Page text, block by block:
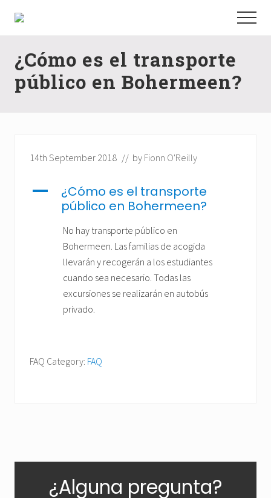
content
sidebar
rodeado
do
lugareños
en
Menu
¿Cómo es el transporte
público en Bohermeen?
14th September 2018 // by Fionn O'Reilly
A
¿Cómo es el transporte
público en Bohermeen?
No hay transporte público en
Bohermeen. Las familias de acogida
llevarán y recogerán a los estudiantes
cuando sea necesario. Todas las
excursiones se realizarán en autobús
privado.
FAQ Category: FAQ
Primary
¿Alguna pregunta?